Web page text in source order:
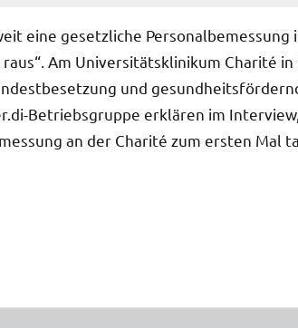
eine gesetzliche Personalbemessung
Am Universitätsklinikum Charité
und
Betriebsgruppe erklären im
an der Charité zum ersten Mal